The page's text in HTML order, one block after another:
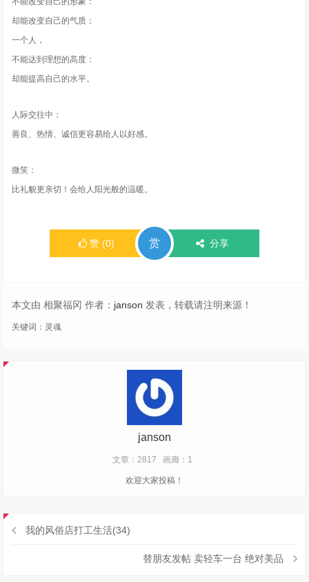
却能改变自己的气质；
一个人，
不能达到理想的高度：
却能提高自己的水平。
人际交往中：
善良、热情、诚信更容易给人以好感。
微笑：
比礼貌更亲切！会给人阳光般的温暖。
赞 (0) 赏 分享
本文由 相聚福冈 作者： janson 发表，转载请注明来源！
关键词： 灵魂
janson
文章：2817 画廊：1
欢迎大家投稿！
我的风俗店打工生活(34)
替朋友发帖 卖轻车一台 绝对美品